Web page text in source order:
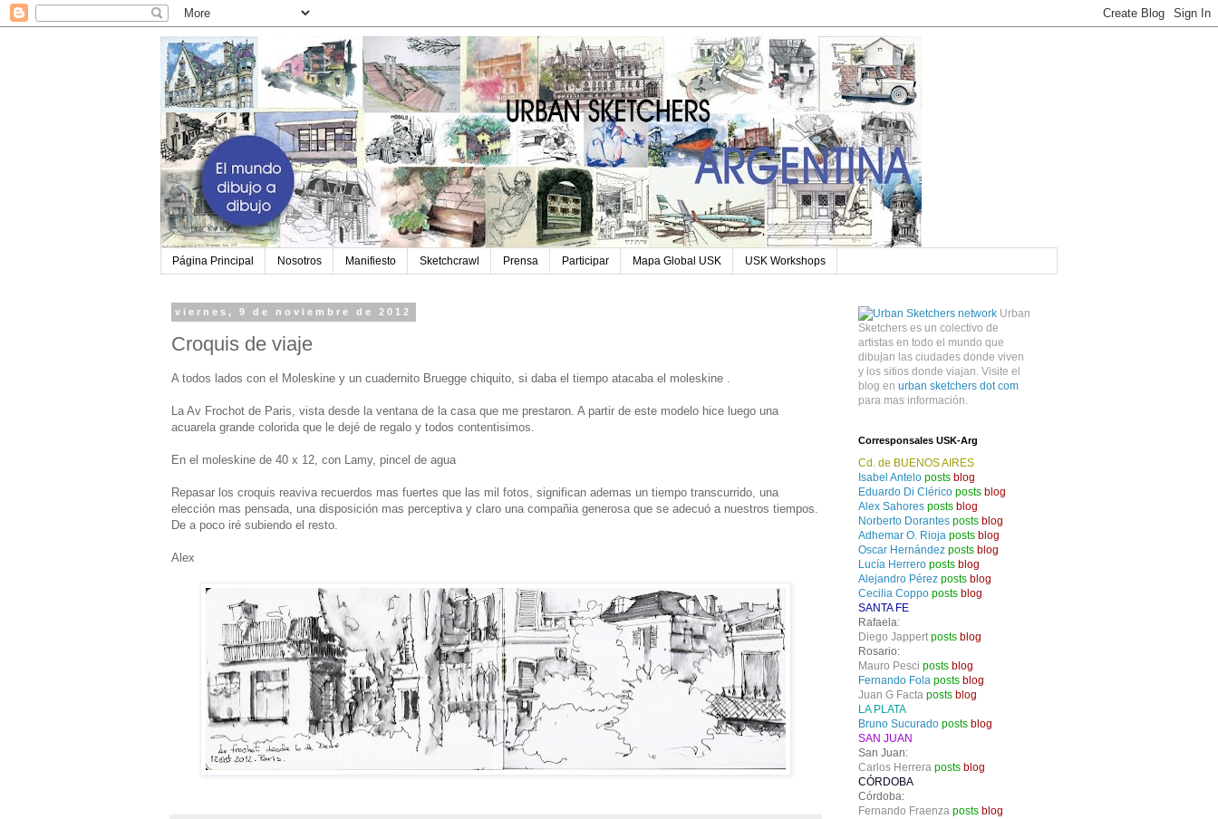
Página Principal Nosotros Manifiesto Sketchcrawl Prensa Participar Mapa Global USK USK Workshops
viernes, 9 de noviembre de 2012
Croquis de viaje
A todos lados con el Moleskine y un cuadernito Bruegge chiquito, si daba el tiempo atacaba el moleskine .
La Av Frochot de Paris, vista desde la ventana de la casa que me prestaron. A partir de este modelo hice luego una
acuarela grande colorida que le dejé de regalo y todos contentisimos.
En el moleskine de 40 x 12, con Lamy, pincel de agua
Repasar los croquis reaviva recuerdos mas fuertes que las mil fotos, significan ademas un tiempo transcurrido, una
elección mas pensada, una disposición mas perceptiva y claro una compañia generosa que se adecuó a nuestros tiempos.
De a poco iré subiendo el resto.
Alex
Urban
Sketchers es un colectivo de
artistas en todo el mundo que
dibujan las ciudades donde viven
y los sitios donde viajan. Visite el
blog en urban sketchers dot com
para mas información.
Corresponsales USK-Arg
Cd. de BUENOS AIRES
Isabel Antelo posts blog
Eduardo Di Clérico posts blog
Alex Sahores posts blog
Norberto Dorantes posts blog
Adhemar O. Rioja posts blog
Oscar Hernández posts blog
Lucía Herrero posts blog
Alejandro Pérez posts blog
Cecilia Coppo posts blog
SANTA FE
Rafaela:
Diego Jappert posts blog
Rosario:
Mauro Pesci posts blog
Fernando Fola posts blog
Juan G Facta posts blog
LA PLATA
Bruno Sucurado posts blog
SAN JUAN
San Juan:
Carlos Herrera posts blog
CÓRDOBA
Córdoba:
Fernando Fraenza posts blog